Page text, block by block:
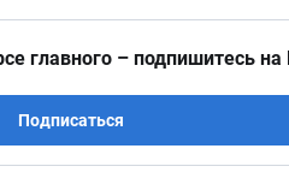
главного – подпишитесь на
Подписаться